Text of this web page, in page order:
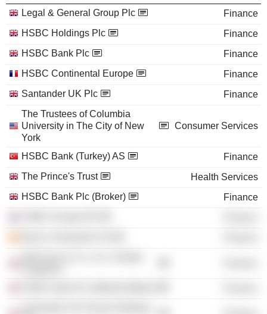
Legal & General Group Plc
Finance
HSBC Holdings Plc
Finance
HSBC Bank Plc
Finance
HSBC Continental Europe
Finance
Santander UK Plc
Finance
The Trustees of Columbia
University in The City of New
York
Consumer Services
HSBC Bank (Turkey) AS
Finance
The Prince's Trust
Health Services
HSBC Bank Plc (Broker)
Finance